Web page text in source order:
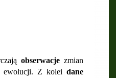
obserwacjezmian
ewolucji. Z kolei dane